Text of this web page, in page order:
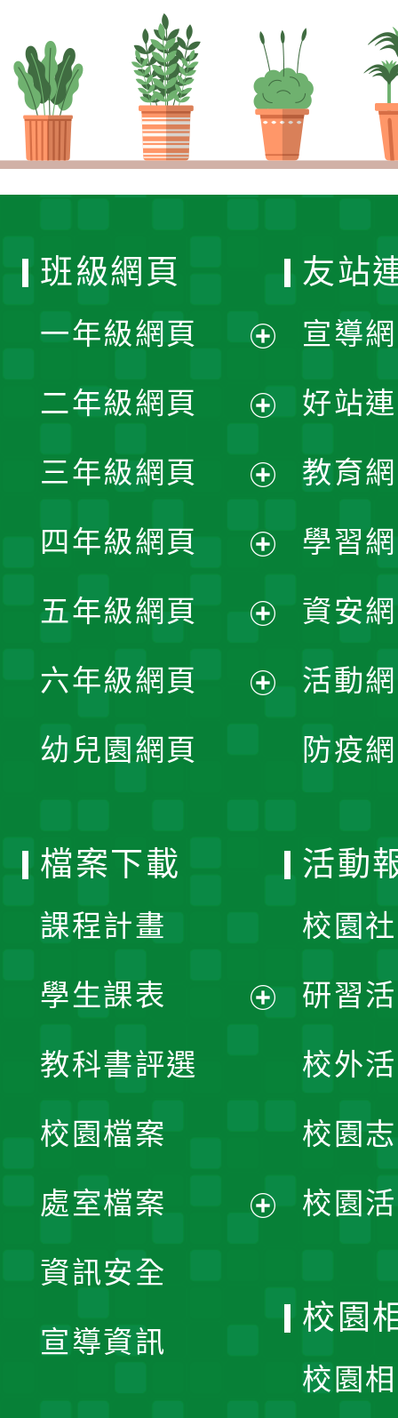
班級網頁
一年級網頁
開
選
單
二年級網頁
開
選
單
三年級網頁
開
選
單
四年級網頁
開
選
五年級網頁
開
六年級網頁
幼兒園網頁
友站
宣導
好站
教育
學習
資安
活動
防疫
檔案下載
課程計畫
學生課表
單
教科書評選
校園檔案
處室檔案
資訊安全
宣導資訊
活動
校園
研習
校外
校園
校園
校園
校園